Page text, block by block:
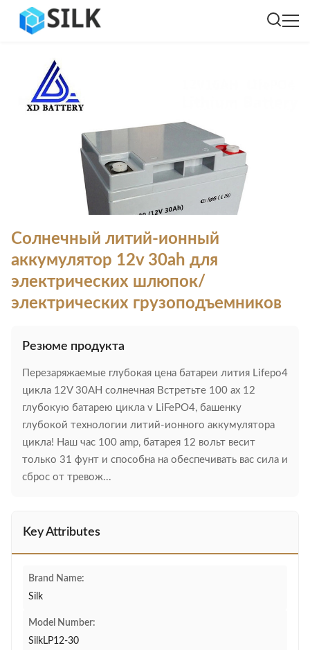
Солнечный литий-ионный
аккумулятор 12v 30ah для
электрических шлюпок/
электрических грузоподъемников
Резюме продукта
Перезаряжаемые глубокая цена батареи лития Lifepo4
цикла 12V 30AH солнечная Встретьте 100 ах 12
глубокую батарею цикла v LiFePO4, башенку
глубокой технологии литий-ионного аккумулятора
цикла! Наш час 100 amp, батарея 12 вольт весит
только 31 фунт и способна на обеспечивать вас сила и
сброс от тревож...
Key Attributes
Brand Name:
Silk
Model Number:
SilkLP12-30